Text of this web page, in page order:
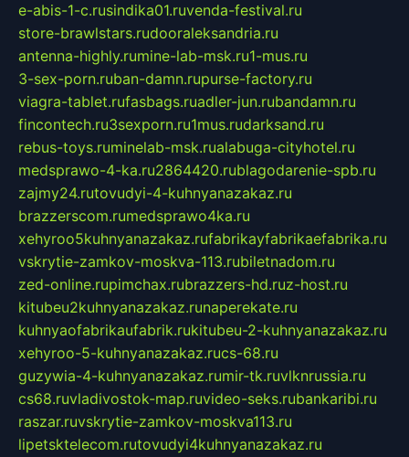
e-abis-1-c.rusindika01.ruvenda-festival.ru
store-brawlstars.rudooraleksandria.ru
antenna-highly.rumine-lab-msk.ru1-mus.ru
3-sex-porn.ruban-damn.rupurse-factory.ru
viagra-tablet.rufasbags.ruadler-jun.rubandamn.ru
fincontech.ru3sexporn.ru1mus.rudarksand.ru
rebus-toys.ruminelab-msk.rualabuga-cityhotel.ru
medsprawo-4-ka.ru2864420.rublagodarenie-spb.ru
zajmy24.rutovudyi-4-kuhnyanazakaz.ru
brazzerscom.rumedsprawo4ka.ru
xehyroo5kuhnyanazakaz.rufabrikayfabrikaefabrika.ru
vskrytie-zamkov-moskva-113.rubiletnadom.ru
zed-online.rupimchax.rubrazzers-hd.ruz-host.ru
kitubeu2kuhnyanazakaz.runaperekate.ru
kuhnyaofabrikaufabrik.rukitubeu-2-kuhnyanazakaz.ru
xehyroo-5-kuhnyanazakaz.rucs-68.ru
guzywia-4-kuhnyanazakaz.rumir-tk.ruvlknrussia.ru
cs68.ruvladivostok-map.ruvideo-seks.rubankaribi.ru
raszar.ruvskrytie-zamkov-moskva113.ru
lipetsktelecom.rutovudyi4kuhnyanazakaz.ru